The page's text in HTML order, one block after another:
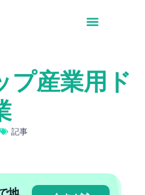
プ産業用ド
記事